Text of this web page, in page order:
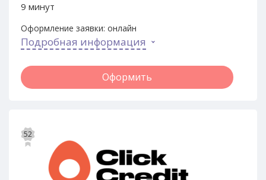
9 минут
Оформление заявки: онлайн
Подробная информация
Оформить
52